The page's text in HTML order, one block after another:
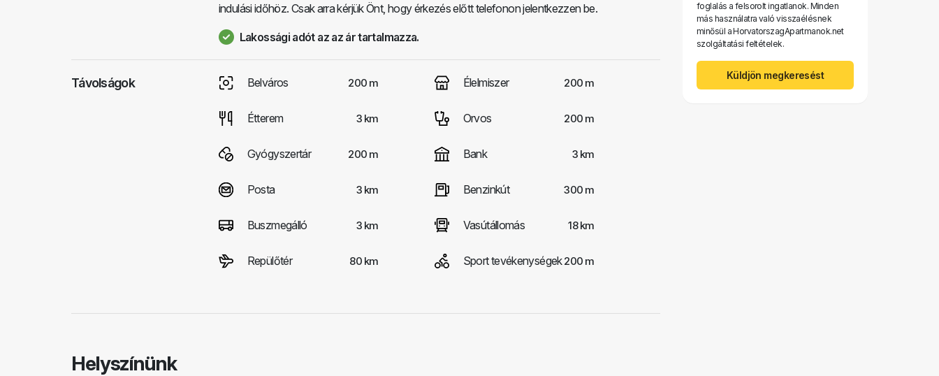
indulási időhöz. Csak arra kérjük Önt, hogy érkezés előtt telefonon jelentkezzen be.
Lakossági adót az az ár tartalmazza.
Távolságok Belváros 200 m Élelmiszer 200 m
Étterem 3 km Orvos 200 m
Gyógyszertár 200 m Bank 3 km
Posta 3 km Benzinkút 300 m
Buszmegálló 3 km Vasútállomás 18 km
Repülőtér 80 km Sport tevékenységek200 m
Helyszínünk
foglalás a felsorolt ​​ingatlanok. Minden
más használatra való visszaélésnek
minősül a HorvatorszagApartmanok.net
szolgáltatási feltételek.
Küldjön megkeresést